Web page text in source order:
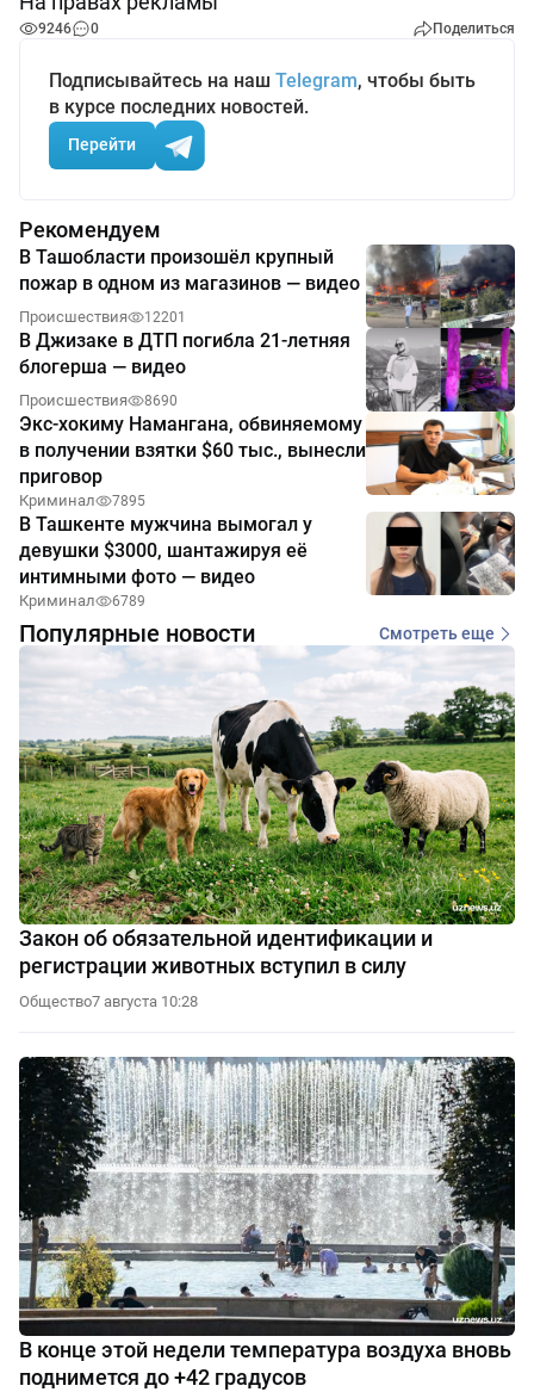
9246 0 Поделиться
Подписывайтесь на наш Telegram, чтобы быть
в курсе последних новостей.
Перейти
Рекомендуем
В Ташобласти произошёл крупный
пожар в одном из магазинов — видео
Происшествия 12201
В Джизаке в ДТП погибла 21-летняя
блогерша — видео
Происшествия 8690
Экс-хокиму Намангана, обвиняемому
в получении взятки $60 тыс., вынесли
приговор
Криминал 7895
В Ташкенте мужчина вымогал у
девушки $3000, шантажируя её
интимными фото — видео
Криминал 6789
Популярные новости Смотреть еще
Закон об обязательной идентификации и
регистрации животных вступил в силу
Общество7 августа 10:28
В конце этой недели температура воздуха вновь
поднимется до +42 градусов